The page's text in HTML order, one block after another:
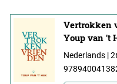
Vertrokken
Youp van 't
Nederlands |